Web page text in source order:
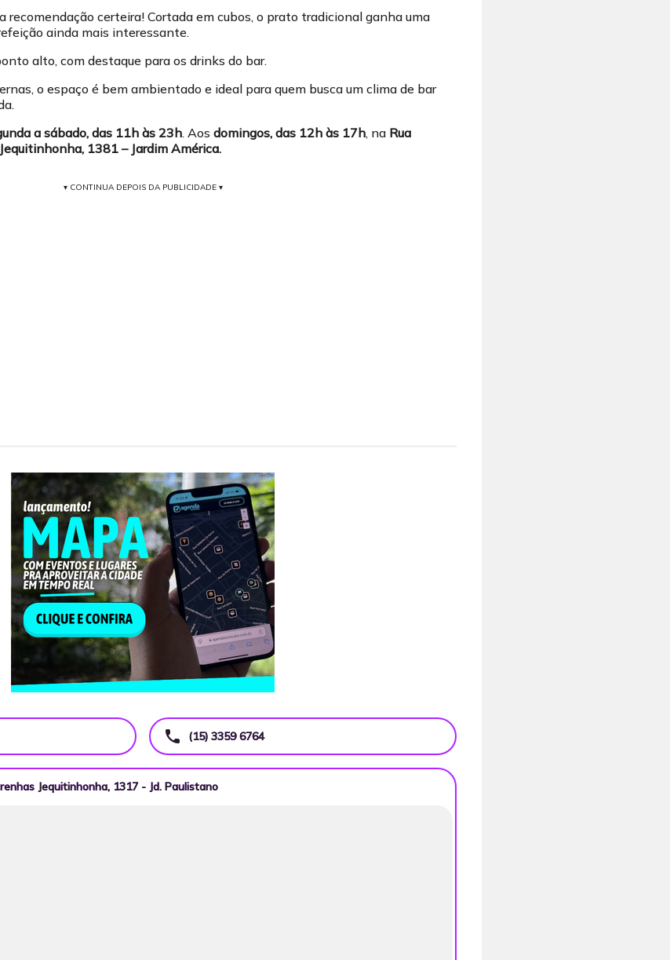
recomendação certeira! Cortada em cubos, o prato tradicional ganha uma
ainda mais interessante.
alto, com destaque para os drinks do bar.
o espaço é bem ambientado e ideal para quem busca um clima de bar
a sábado, das 11h às 23h. Aos domingos, das 12h às 17h, na Rua
1381 – Jardim América.
▾ CONTINUA DEPOIS DA PUBLICIDADE ▾
call (15) 3359 6764
Jequitinhonha, 1317 - Jd. Paulistano